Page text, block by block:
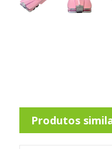
Produtos